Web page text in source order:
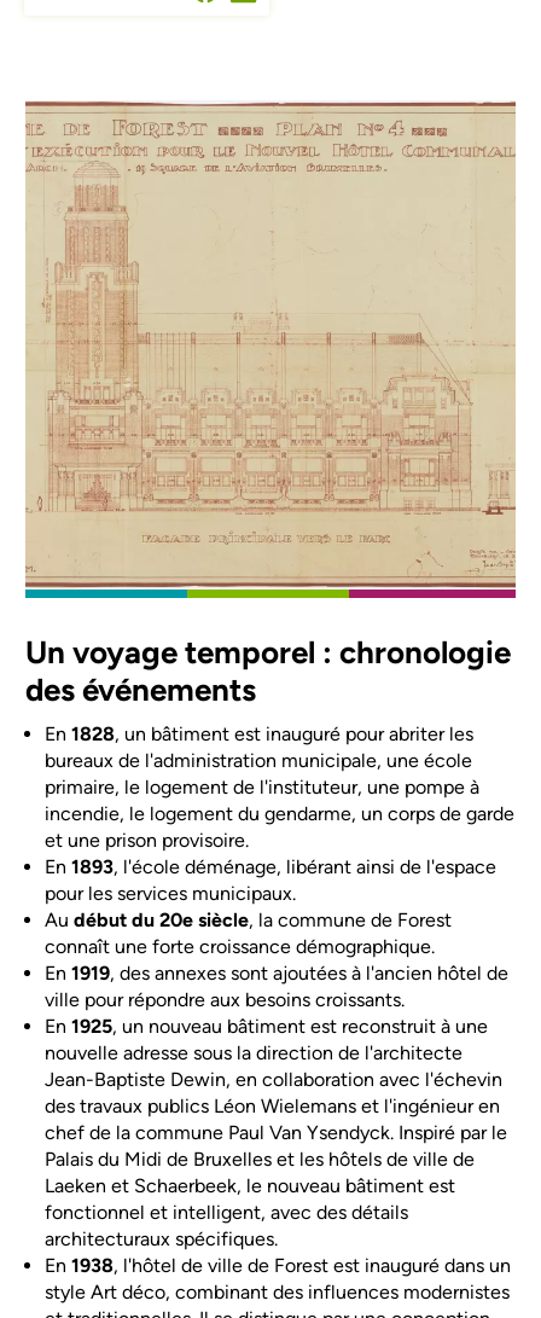
Un voyage temporel : chronologie
des événements
En1828, un bâtiment est inauguré pour abriter les
bureaux de l'administration municipale, une école
primaire, le logement de l'instituteur, une pompe à
incendie, le logement du gendarme, un corps de garde
et une prison provisoire.
En1893, l'école déménage, libérant ainsi de l'espace
pour les services municipaux.
Audébut du 20e siècle, la commune de Forest
connaît une forte croissance démographique.
En1919, des annexes sont ajoutées à l'ancien hôtel de
ville pour répondre aux besoins croissants.
En1925, un nouveau bâtiment est reconstruit à une
nouvelle adresse sous la direction de l'architecte
Jean-Baptiste Dewin, en collaboration avec l'échevin
des travaux publics Léon Wielemans et l'ingénieur en
chef de la commune Paul Van Ysendyck. Inspiré par le
Palais du Midi de Bruxelles et les hôtels de ville de
Laeken et Schaerbeek, le nouveau bâtiment est
fonctionnel et intelligent, avec des détails
architecturaux spécifiques.
En1938, l'hôtel de ville de Forest est inauguré dans un
style Art déco, combinant des influences modernistes